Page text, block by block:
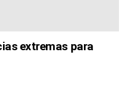
extremas para